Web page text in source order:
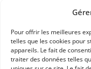
Pour offrir les meilleures
telles que les cookies pour
appareils. Le fait de
traiter des données telles
le 4 juillet 2020 COLLÈGE
La France,